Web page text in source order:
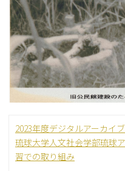
2023年度デジタルアーカイ
琉球大学人文社会学部琉球
習での取り組み